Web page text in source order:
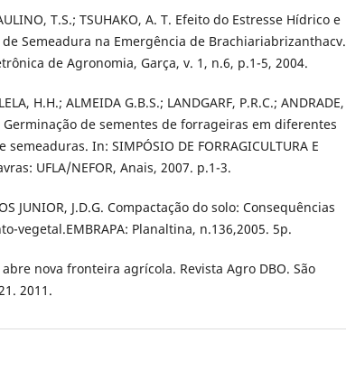
T.S.; TSUHAKO, A. T. Efeito do Estresse Hídrico e
Semeadura na Emergência de Brachiariabrizanthacv.
de Agronomia, Garça, v. 1, n.6, p.1-5, 2004.
H.H.; ALMEIDA G.B.S.; LANDGARF, P.R.C.; ANDRADE,
Germinação de sementes de forrageiras em diferentes
In: SIMPÓSIO DE FORRAGICULTURA E
UFLA/NEFOR, Anais, 2007. p.1-3.
JUNIOR, J.D.G. Compactação do solo: Consequências
vegetal.EMBRAPA: Planaltina, n.136,2005. 5p.
abre nova fronteira agrícola. Revista Agro DBO. São
2011.